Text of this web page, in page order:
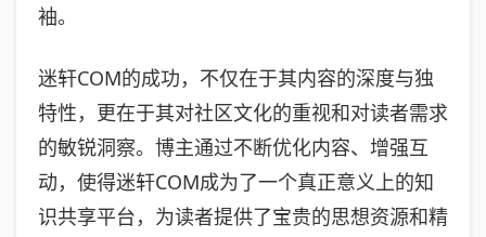
袖。
迷轩COM的成功，不仅在于其内容的深度与独
特性，更在于其对社区文化的重视和对读者需求
的敏锐洞察。博主通过不断优化内容、增强互
动，使得迷轩COM成为了一个真正意义上的知
识共享平台，为读者提供了宝贵的思想资源和精